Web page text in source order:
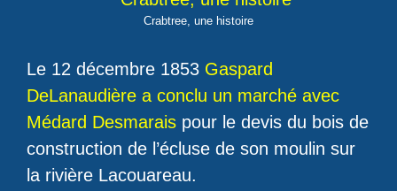
Crabtree, une histoire
Le 12 décembre 1853 Gaspard
DeLanaudière a conclu un marché avec
Médard Desmarais pour le devis du bois de
construction de l’écluse de son moulin sur
la rivière Lacouareau.